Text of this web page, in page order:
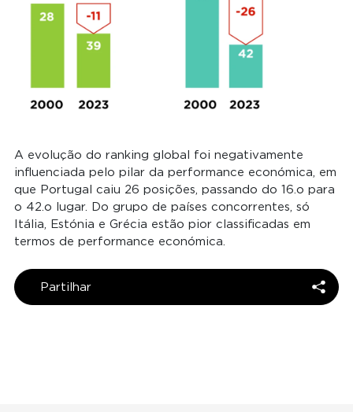
A evolução do ranking global foi negativamente
influenciada pelo pilar da performance económica, em
que Portugal caiu 26 posições, passando do 16.o para
o 42.o lugar. Do grupo de países concorrentes, só
Itália, Estónia e Grécia estão pior classificadas em
termos de performance económica.
Partilhar